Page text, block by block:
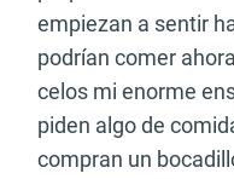
empiezan a sentir
podrían comer
celos mi enorme
piden algo de
compran un